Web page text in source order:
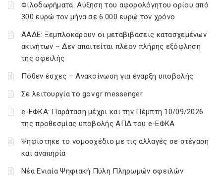
Φιλοδωρήματα: Αύξηση του αφορολόγητου ορίου από
300 ευρώ τον μήνα σε 6.000 ευρώ τον χρόνο
ΑΑΔΕ: Ξεμπλοκάρουν οι μεταβιβάσεις κατασχεμένων
ακινήτων – Δεν απαιτείται πλέον πλήρης εξόφληση
της οφειλής
Πόθεν έσχες – Ανακοίνωση για έναρξη υποβολής
Σε λειτουργία το gov.gr messenger
e-ΕΦΚΑ: Παράταση μέχρι και την Πέμπτη 10/09/2026
της προθεσμίας υποβολής ΑΠΔ του e-ΕΦΚΑ
Ψηφίστηκε το νομοσχέδιο με τις αλλαγές σε στέγαση
και αναπηρία
Νέα Ενιαία Ψηφιακή Πύλη Πληρωμών οφειλών